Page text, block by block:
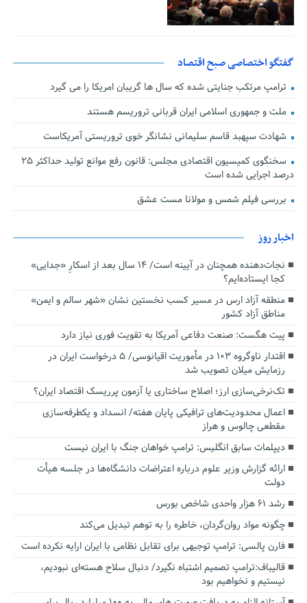
گفتگو اختصاصی صبح اقتصاد
ترامپ مرتکب جنایتی شده که سال ها گریبان امریکا را می گیرد
ملت و جمهوری اسلامی ایران قربانی تروریسم هستند
شهادت سپهبد قاسم سلیمانی نشانگر خوی تروریستی آمریکاست
سخنگوی کمیسیون اقتصادی مجلس: قانون رفع موانع تولید حداکثر ۲۵
درصد اجرایی شده است
بررسی فیلم شمس و مولانا مست عشق
اخبار روز
نجات‌دهنده‌ همچنان در آیینه است/ ۱۴ سال بعد از اسکارِ «جدایی»
کجا ایستاده‌ایم؟
منطقه آزاد ارس در مسیر کسب نخستین نشان «شهر سالم و ایمن»
مناطق آزاد کشور
پیت هگست: صنعت دفاعی آمریکا به تقویت فوری نیاز دارد
اقتدار ناوگروه ۱۰۳ در مأموریت‌ اقیانوسی/ ۵ درخواست ایران در
رزمایش میلان تصویب شد
تک‌نرخی‌سازی ارز؛ اصلاح ساختاری یا آزمون پرریسک اقتصاد ایران؟
اعمال محدودیت‌های ترافیکی پایان هفته/ انسداد و یکطرفه‌سازی
مقطعی چالوس و هراز
دیپلمات سابق انگلیس:‌ ترامپ خواهان جنگ با ایران نیست
ارائه گزارش وزیر علوم درباره اعتراضات دانشگاه‌ها در جلسه هیأت
دولت
رشد ۶۱ هزار واحدی شاخص بورس
چگونه مواد روان‌گردان، خاطره را به توهم تبدیل می‌کند
فارن پالسی: ترامپ توجیهی برای تقابل نظامی با ایران ارایه نکرده است
قالیباف:ترامپ تصمیم اشتباه نگیرد/ دنبال سلاح هسته‌ای نبودیم،
نیستیم و نخواهیم بود